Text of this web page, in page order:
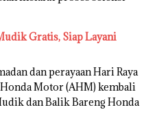
Gratis, Siap Layani
dan perayaan Hari Raya
Motor (AHM) kembali
dan Balik Bareng Honda